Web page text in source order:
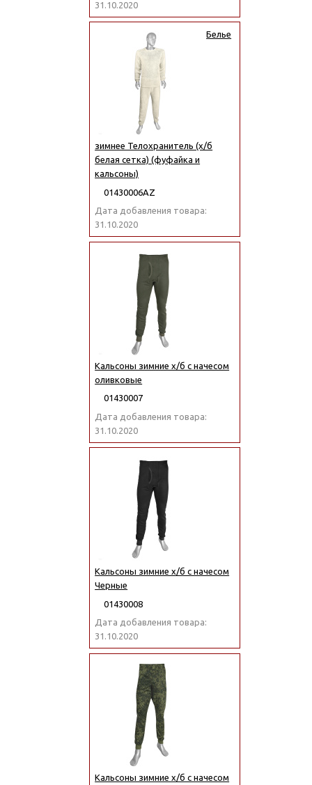
31.10.2020
Белье
зимнее Телохранитель (х/б
белая сетка) (фуфайка и
кальсоны)
01430006АZ
Дата добавления товара:
31.10.2020
Кальсоны зимние х/б с начесом
оливковые
01430007
Дата добавления товара:
31.10.2020
Кальсоны зимние х/б с начесом
Черные
01430008
Дата добавления товара:
31.10.2020
Кальсоны зимние х/б с начесом